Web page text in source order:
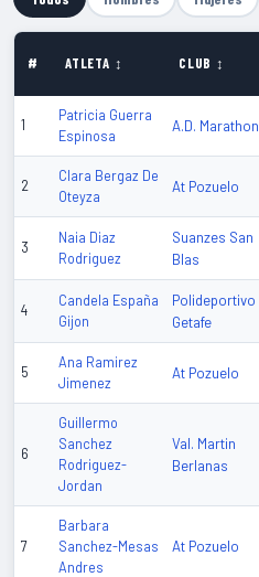
# ATLETA ↕ CLUB ↕
1
Patricia Guerra
Espinosa
A.D. Marathon
2
Clara Bergaz De
Oteyza
At Pozuelo
3
Naia Diaz
Rodriguez
Suanzes San
Blas
4
Candela España
Gijon
Polideportivo
Getafe
5
Ana Ramirez
Jimenez
At Pozuelo
6
Guillermo
Sanchez
Rodriguez-
Jordan
Val. Martin
Berlanas
7
Barbara
Sanchez-Mesas
Andres
At Pozuelo